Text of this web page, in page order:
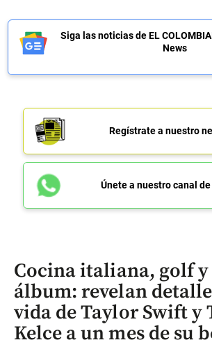
Siga las noticias de EL
News
Regístrate a nuestro
Únete a nuestro canal
Cocina italiana, golf y
álbum: revelan
vida de Taylor Swift y
Kelce a un mes de su